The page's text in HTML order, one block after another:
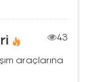
43
araçlarına